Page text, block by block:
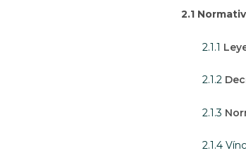
2.1
2.1.1
2.1.2
2.1.3
2.1.4